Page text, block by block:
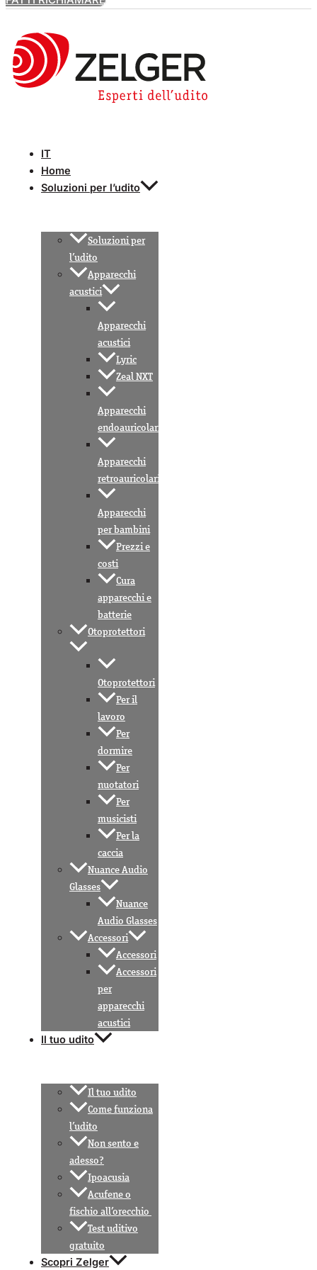
IT
Home
Soluzioni per l’udito
Soluzioni per
l’udito
Apparecchi
acustici
Apparecchi
acustici
Lyric
Zeal NXT
Apparecchi
endoauricolari
Apparecchi
retroauricolari
Apparecchi
per bambini
Prezzi e
costi
Cura
apparecchi e
batterie
Otoprotettori
Otoprotettori
Per il
lavoro
Per
dormire
Per
nuotatori
Per
musicisti
Per la
caccia
Nuance Audio
Glasses
Nuance
Audio Glasses
Accessori
Accessori
Accessori
per
apparecchi
acustici
Il tuo udito
Il tuo udito
Come funziona
l’udito
Non sento e
adesso?
Ipoacusia
Acufene o
fischio all’orecchio
Test uditivo
gratuito
Scopri Zelger